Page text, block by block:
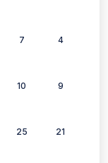
7 4
10 9
25 21